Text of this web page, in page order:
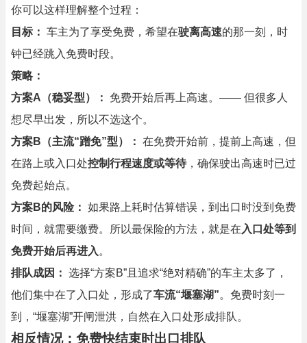
你可以这样理解整个过程：
目标： 车主为了享受免费，希望在驶离高速的那一刻，时
钟已经跳入免费时段。
策略：
方案A（稳妥型）：
免费开始后再上高速。—— 但很多人
想尽早出发，所以不选这个。
方案B（主流“蹭免”型）： 在免费开始前，提前上高速，但
在路上或入口处控制行程速度或等待，确保驶出高速时已过
免费起始点。
方案B的风险： 如果路上耗时估算错误，到出口时没到免费
时间，就需要缴费。所以最保险的方法，就是在 入口处等到
免费开始后再进入 。
排队成因： 选择“方案B”且追求“绝对精确”的车主太多了，
他们集中在了入口处，形成了车流“堰塞湖”。免费时刻一
到，“堰塞湖”开闸泄洪，自然在入口处形成排队。
相反情况：免费快结束时出口排队